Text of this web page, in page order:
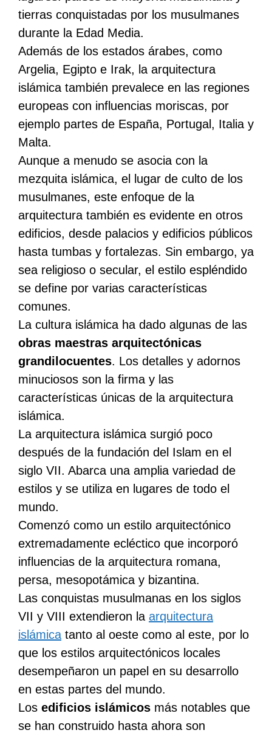
tierras conquistadas por los musulmanes
durante la Edad Media.
Además de los estados árabes, como
Argelia, Egipto e Irak, la arquitectura
islámica también prevalece en las regiones
europeas con influencias moriscas, por
ejemplo partes de España, Portugal, Italia y
Malta.
Aunque a menudo se asocia con la
mezquita islámica, el lugar de culto de los
musulmanes, este enfoque de la
arquitectura también es evidente en otros
edificios, desde palacios y edificios públicos
hasta tumbas y fortalezas. Sin embargo, ya
sea religioso o secular, el estilo espléndido
se define por varias características
comunes.
La cultura islámica ha dado algunas de las
obras maestras arquitectónicas
grandilocuentes. Los detalles y adornos
minuciosos son la firma y las
características únicas de la arquitectura
islámica.
La arquitectura islámica surgió poco
después de la fundación del Islam en el
siglo VII. Abarca una amplia variedad de
estilos y se utiliza en lugares de todo el
mundo.
Comenzó como un estilo arquitectónico
extremadamente ecléctico que incorporó
influencias de la arquitectura romana,
persa, mesopotámica y bizantina.
Las conquistas musulmanas en los siglos
VII y VIII extendieron la arquitectura
islámica tanto al oeste como al este, por lo
que los estilos arquitectónicos locales
desempeñaron un papel en su desarrollo
en estas partes del mundo.
Los edificios islámicos más notables que
se han construido hasta ahora son